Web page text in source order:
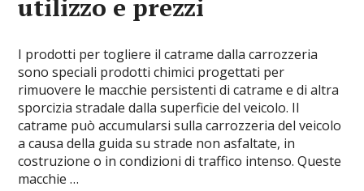
utilizzo e prezzi
I prodotti per togliere il catrame dalla carrozzeria
sono speciali prodotti chimici progettati per
rimuovere le macchie persistenti di catrame e di altra
sporcizia stradale dalla superficie del veicolo. Il
catrame può accumularsi sulla carrozzeria del veicolo
a causa della guida su strade non asfaltate, in
costruzione o in condizioni di traffico intenso. Queste
macchie …